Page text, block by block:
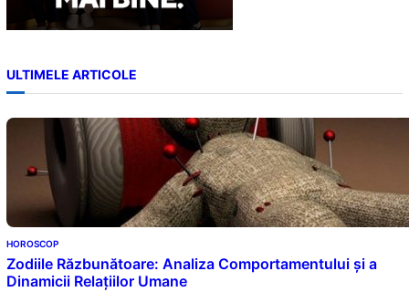
ULTIMELE ARTICOLE
HOROSCOP
Zodiile Răzbunătoare: Analiza Comportamentului și a
Dinamicii Relațiilor Umane